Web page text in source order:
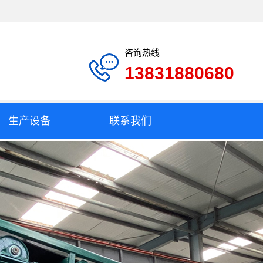
咨询热线
13831880680
生产设备 联系我们